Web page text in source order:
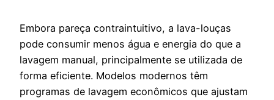
Embora pareça contraintuitivo, a lava-louças
pode consumir menos água e energia do que a
lavagem manual, principalmente se utilizada de
forma eficiente. Modelos modernos têm
programas de lavagem econômicos que ajustam